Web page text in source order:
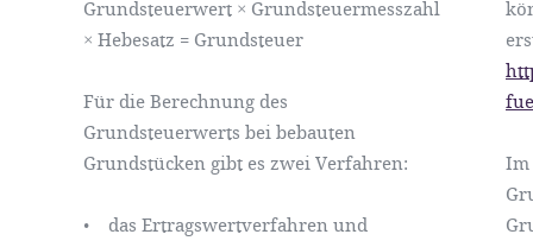
Grundsteuerwert × Grundsteuermesszahl
× Hebesatz = Grundsteuer
Für die Berechnung des
Grundsteuerwerts bei bebauten
Grundstücken gibt es zwei Verfahren:
• das Ertragswertverfahren und
Im